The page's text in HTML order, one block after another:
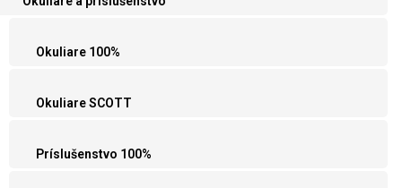
Okuliare 100%
Okuliare SCOTT
Príslušenstvo 100%